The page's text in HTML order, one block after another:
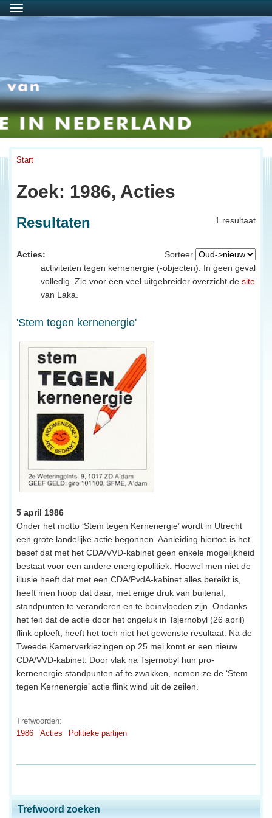
Menu
Start
Zoek: 1986, Acties
1 resultaat
Resultaten
Sorteer
Acties:
activiteiten tegen kernenergie (-objecten). In geen geval
volledig. Zie voor een veel uitgebreider overzicht de site
van Laka.
'Stem tegen kernenergie'
5 april 1986
Onder het motto ‘Stem tegen Kernenergie’ wordt in Utrecht
een grote landelijke actie begonnen. Aanleiding hiertoe is het
besef dat met het CDA/VVD-kabinet geen enkele mogelijkheid
bestaat voor een andere energiepolitiek. Hoewel men niet de
illusie heeft dat met een CDA/PvdA-kabinet alles bereikt is,
heeft men hoop dat daar, met enige druk van buitenaf,
standpunten te veranderen en te beïnvloeden zijn. Ondanks
het feit dat de actie door het ongeluk in Tsjernobyl (26 april)
flink opleeft, heeft het toch niet het gewenste resultaat. Na de
Tweede Kamerverkiezingen op 25 mei komt er een nieuw
CDA/VVD-kabinet. Door vlak na Tsjernobyl hun pro-
kernenergie standpunten af te zwakken, nemen ze de ‘Stem
tegen Kernenergie’ actie flink wind uit de zeilen.
Trefwoorden:
1986
Acties Politieke partijen
Trefwoord zoeken